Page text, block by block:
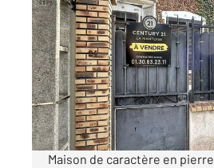
MANTES LA JOLIE 78
89,27 m2, 5 pièces
Ref : 5633
Maison à vendre
245 900 €
Visiter le site dédié
Maison de caractère en